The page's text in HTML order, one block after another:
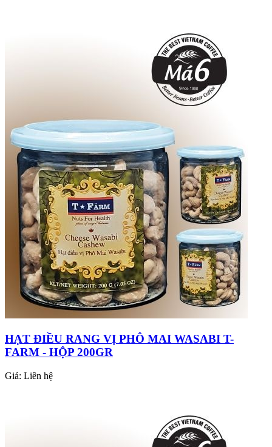
HẠT ĐIỀU RANG VỊ PHÔ MAI WASABI T-
FARM - HỘP 200GR
Giá: Liên hệ